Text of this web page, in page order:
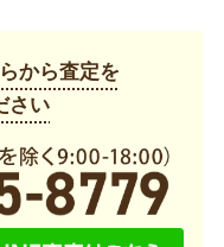
から査定を
さい